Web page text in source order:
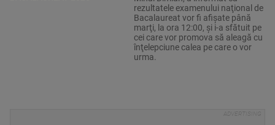
rezultatele examenului naţional de
Bacalaureat vor fi afişate până
marţi, la ora 12:00, şi i-a sfătuit pe
cei care vor promova să aleagă cu
înţelepciune calea pe care o vor
urma.